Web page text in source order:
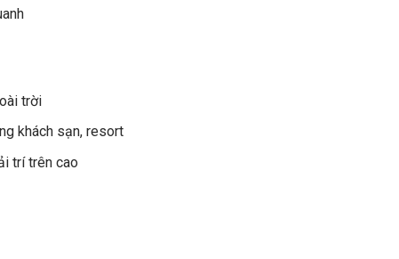
trời
khách sạn, resort
trí trên cao